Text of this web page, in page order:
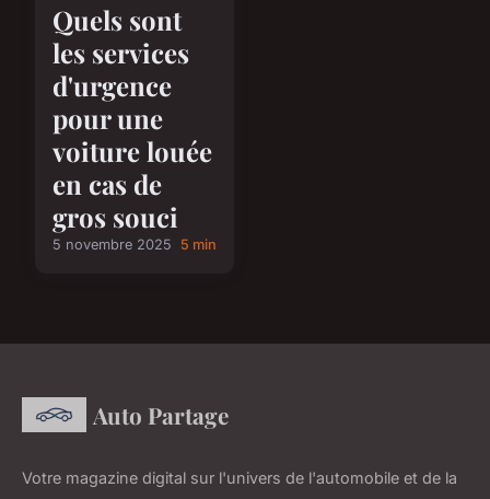
Quels sont
les services
d'urgence
pour une
voiture louée
en cas de
gros souci
5 novembre 2025 5 min
Auto Partage
Votre magazine digital sur l'univers de l'automobile et de la